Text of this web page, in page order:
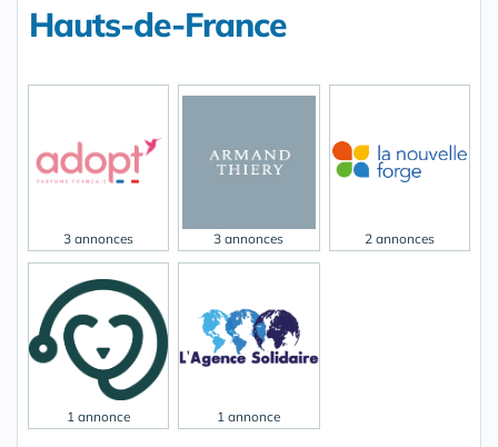
Hauts-de-France
3 annonces 3 annonces 2 annonces
1 annonce 1 annonce